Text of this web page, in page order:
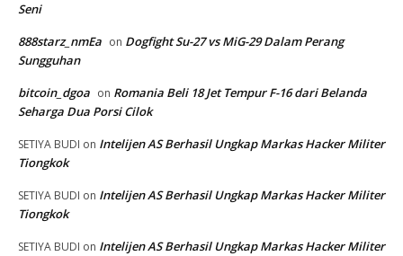
Seni
888starz_nmEa on Dogfight Su-27 vs MiG-29 Dalam Perang
Sungguhan
bitcoin_dgoa on Romania Beli 18 Jet Tempur F-16 dari Belanda
Seharga Dua Porsi Cilok
SETIYA BUDI on Intelijen AS Berhasil Ungkap Markas Hacker Militer
Tiongkok
SETIYA BUDI on Intelijen AS Berhasil Ungkap Markas Hacker Militer
Tiongkok
SETIYA BUDI on Intelijen AS Berhasil Ungkap Markas Hacker Militer